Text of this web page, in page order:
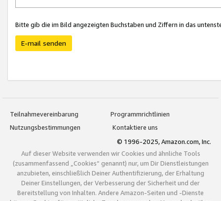
Bitte gib die im Bild angezeigten Buchstaben und Ziffern in das
E-mail senden
Teilnahmevereinbarung
Programmrichtlinien
Nutzungsbestimmungen
Kontaktiere uns
© 1996-2025, Amazon.com, Inc.
Auf dieser Website verwenden wir Cookies und ähnliche Tools
(zusammenfassend „Cookies“ genannt) nur, um Dir Dienstleistungen
anzubieten, einschließlich Deiner Authentifizierung, der Erhaltung
Deiner Einstellungen, der Verbesserung der Sicherheit und der
Bereitstellung von Inhalten. Andere Amazon-Seiten und -Dienste